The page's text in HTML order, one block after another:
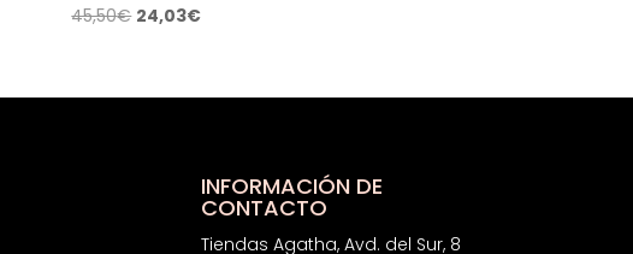
45,50€ El
era:
24,03€El
es:
INFORMACIÓN DE
CONTACTO
Tiendas Agatha, Avd. del Sur, 8